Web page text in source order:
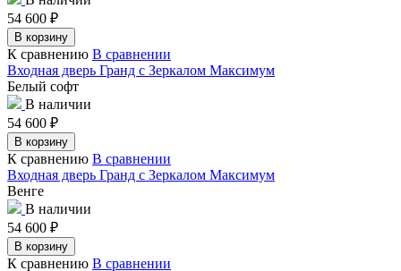
54 600 ₽
В корзину
К сравнению В сравнении
Входная дверь Гранд с Зеркалом Максимум
Белый софт
В наличии
54 600 ₽
В корзину
К сравнению В сравнении
Входная дверь Гранд с Зеркалом Максимум
Венге
В наличии
54 600 ₽
В корзину
К сравнению В сравнении